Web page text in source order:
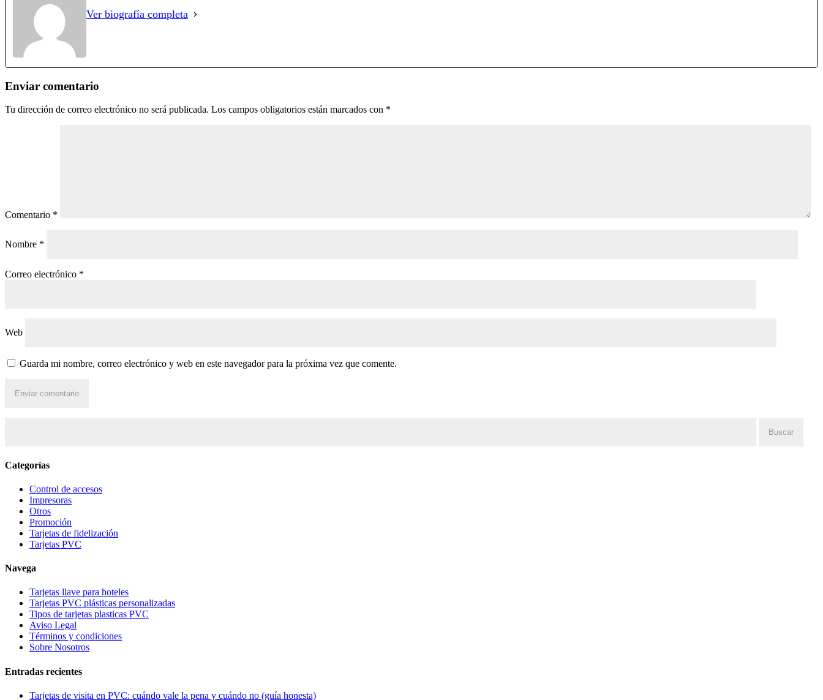
Ver biografía completa
Enviar comentario
Tu dirección de correo electrónico no será publicada. Los campos obligatorios están marcados con *
Comentario *
Nombre *
Correo electrónico *
Web
Guarda mi nombre, correo electrónico y web en este navegador para la próxima vez que comente.
Categorías
Control de accesos
Impresoras
Otros
Promoción
Tarjetas de fidelización
Tarjetas PVC
Navega
Tarjetas llave para hoteles
Tarjetas PVC plásticas personalizadas
Tipos de tarjetas plasticas PVC
Aviso Legal
Términos y condiciones
Sobre Nosotros
Entradas recientes
Tarjetas de visita en PVC: cuándo vale la pena y cuándo no (guía honesta)